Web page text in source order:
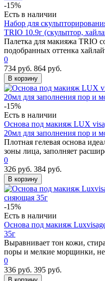
-15%
Есть в наличии
Набор для
TRIО 10.9г (скульптор,
Палетка для макияжа TRIO
подобранных оттенка
0
734 руб. 864 руб.
В корзину
-15%
Есть в наличии
Основа под макияж LUX
20мл для заполнения пор и
Плотная гелевая основа
зоны лица, заполняет
0
326 руб. 384 руб.
В корзину
-15%
Есть в наличии
Основа под макияж
35г
Выравнивает тон кожи,
поры и мелкие морщинки, не
0
336 руб. 395 руб.